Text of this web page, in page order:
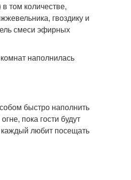
том количестве,
гвоздику и
смеси эфирных
наполнилась
быстро наполнить
пока гости будут
каждый любит посещать